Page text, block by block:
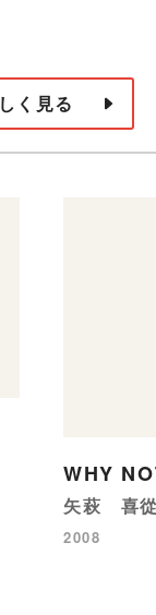
く見る
WHY
矢萩 喜
2008